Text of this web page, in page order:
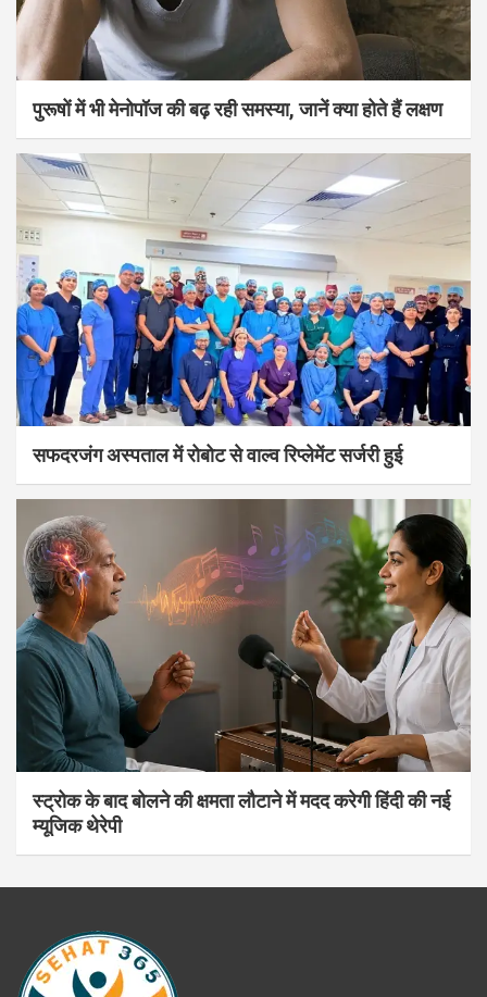
पुरूषों में भी मेनोपॉज की बढ़ रही समस्या, जानें क्या होते हैं लक्षण
सफदरजंग अस्पताल में रोबोट से वाल्व रिप्लेमेंट सर्जरी हुई
स्ट्रोक के बाद बोलने की क्षमता लौटाने में मदद करेगी हिंदी की नई
म्यूजिक थेरेपी